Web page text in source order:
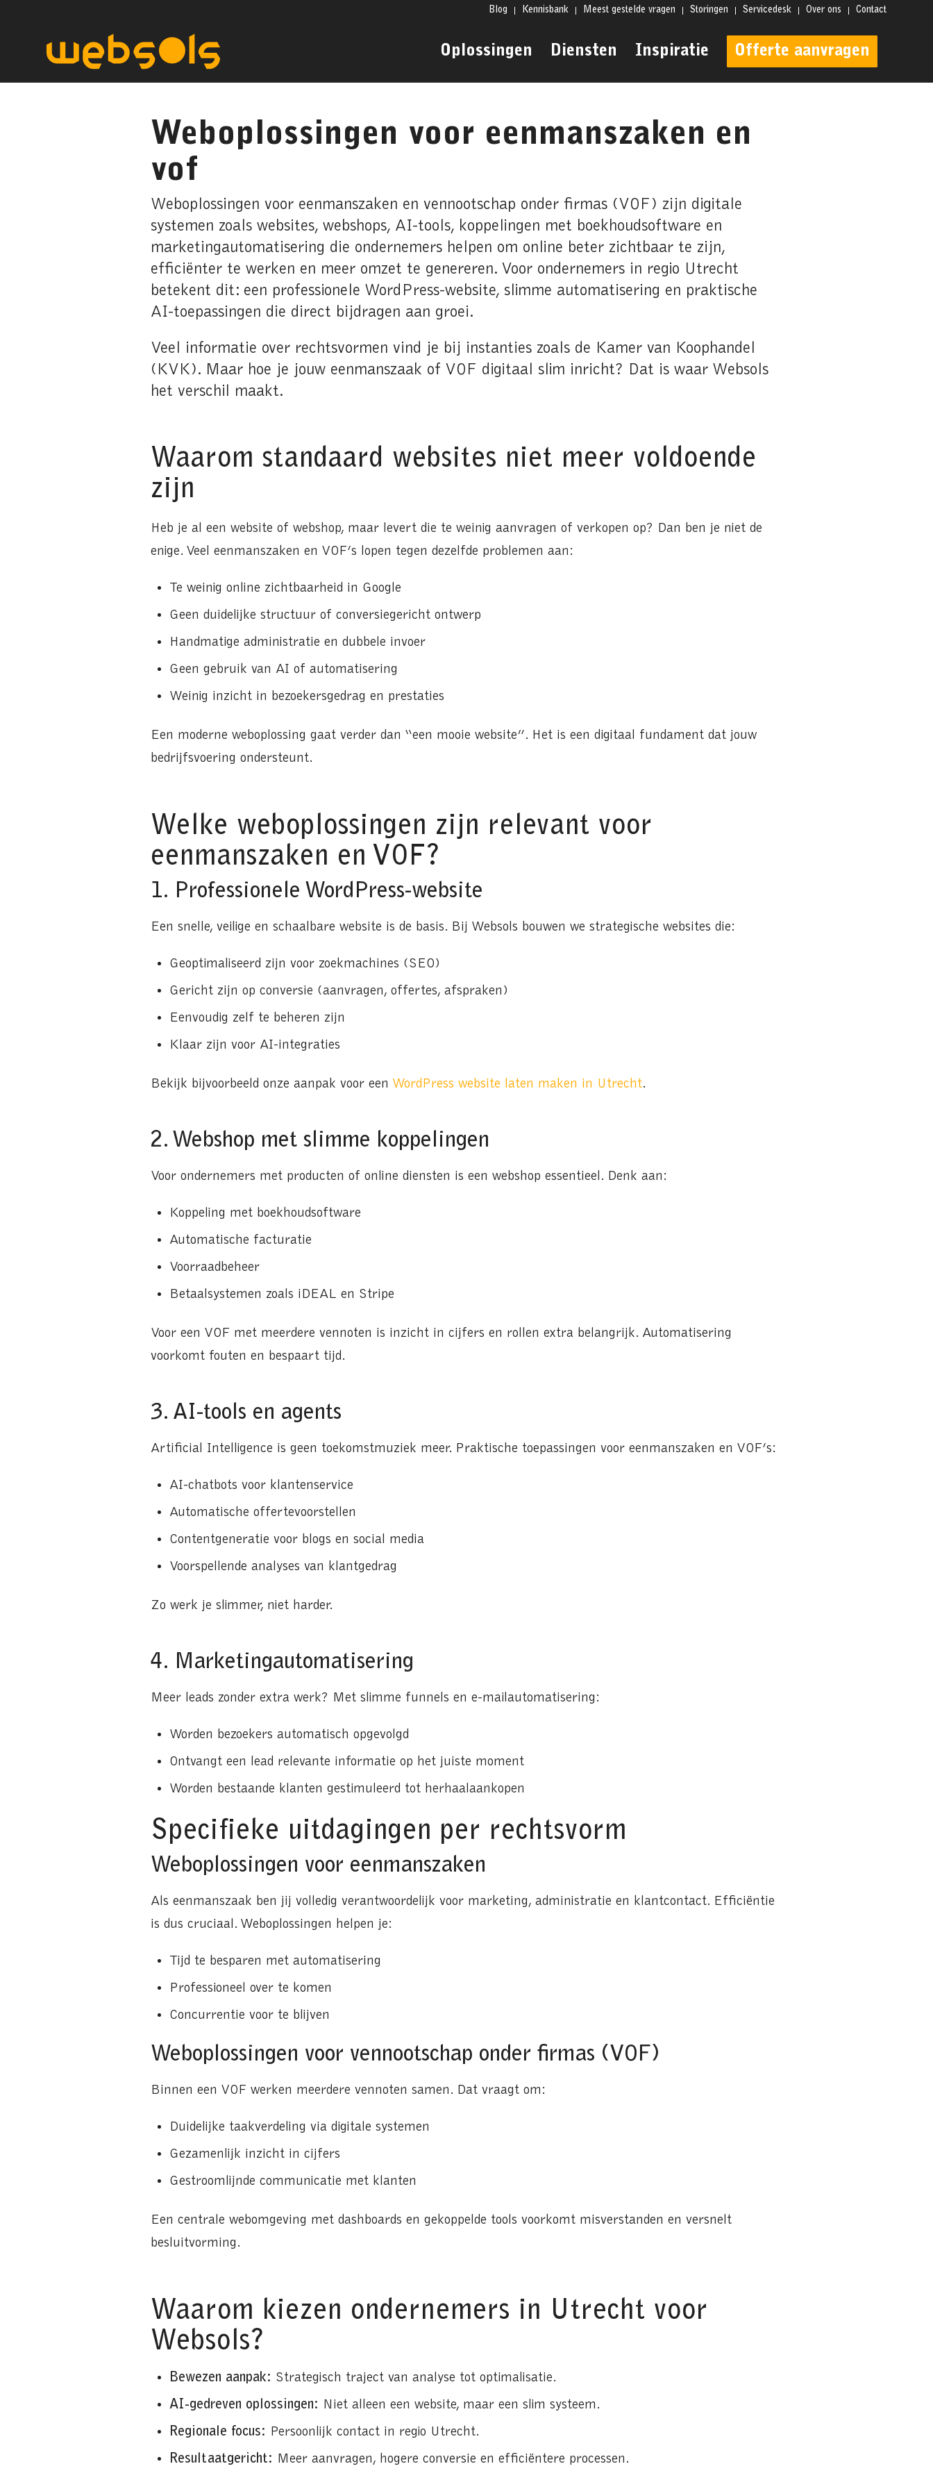
Blog Kennisbank Meest gestelde vragen Storingen Servicedesk Over ons Contact
Oplossingen Diensten Inspiratie Offerte aanvragen
Weboplossingen voor eenmanszaken en
vof
Weboplossingen voor eenmanszaken en vennootschap onder firmas (VOF) zijn digitale
systemen zoals websites, webshops, AI-tools, koppelingen met boekhoudsoftware en
marketingautomatisering die ondernemers helpen om online beter zichtbaar te zijn,
efficiënter te werken en meer omzet te genereren. Voor ondernemers in regio Utrecht
betekent dit: een professionele WordPress-website, slimme automatisering en praktische
AI-toepassingen die direct bijdragen aan groei.
Veel informatie over rechtsvormen vind je bij instanties zoals de Kamer van Koophandel
(KVK). Maar hoe je jouw eenmanszaak of VOF digitaal slim inricht? Dat is waar Websols
het verschil maakt.
Waarom standaard websites niet meer voldoende
zijn
Heb je al een website of webshop, maar levert die te weinig aanvragen of verkopen op? Dan ben je niet de
enige. Veel eenmanszaken en VOF’s lopen tegen dezelfde problemen aan:
Te weinig online zichtbaarheid in Google
Geen duidelijke structuur of conversiegericht ontwerp
Handmatige administratie en dubbele invoer
Geen gebruik van AI of automatisering
Weinig inzicht in bezoekersgedrag en prestaties
Een moderne weboplossing gaat verder dan “een mooie website”. Het is een digitaal fundament dat jouw
bedrijfsvoering ondersteunt.
Welke weboplossingen zijn relevant voor
eenmanszaken en VOF?
1. Professionele WordPress-website
Een snelle, veilige en schaalbare website is de basis. Bij Websols bouwen we strategische websites die:
Geoptimaliseerd zijn voor zoekmachines (SEO)
Gericht zijn op conversie (aanvragen, offertes, afspraken)
Eenvoudig zelf te beheren zijn
Klaar zijn voor AI-integraties
Bekijk bijvoorbeeld onze aanpak voor een WordPress website laten maken in Utrecht.
2. Webshop met slimme koppelingen
Voor ondernemers met producten of online diensten is een webshop essentieel. Denk aan:
Koppeling met boekhoudsoftware
Automatische facturatie
Voorraadbeheer
Betaalsystemen zoals iDEAL en Stripe
Voor een VOF met meerdere vennoten is inzicht in cijfers en rollen extra belangrijk. Automatisering
voorkomt fouten en bespaart tijd.
3. AI-tools en agents
Artificial Intelligence is geen toekomstmuziek meer. Praktische toepassingen voor eenmanszaken en VOF’s:
AI-chatbots voor klantenservice
Automatische offertevoorstellen
Contentgeneratie voor blogs en social media
Voorspellende analyses van klantgedrag
Zo werk je slimmer, niet harder.
4. Marketingautomatisering
Meer leads zonder extra werk? Met slimme funnels en e-mailautomatisering:
Worden bezoekers automatisch opgevolgd
Ontvangt een lead relevante informatie op het juiste moment
Worden bestaande klanten gestimuleerd tot herhaalaankopen
Specifieke uitdagingen per rechtsvorm
Weboplossingen voor eenmanszaken
Als eenmanszaak ben jij volledig verantwoordelijk voor marketing, administratie en klantcontact. Efficiëntie
is dus cruciaal. Weboplossingen helpen je:
Tijd te besparen met automatisering
Professioneel over te komen
Concurrentie voor te blijven
Weboplossingen voor vennootschap onder firmas (VOF)
Binnen een VOF werken meerdere vennoten samen. Dat vraagt om:
Duidelijke taakverdeling via digitale systemen
Gezamenlijk inzicht in cijfers
Gestroomlijnde communicatie met klanten
Een centrale webomgeving met dashboards en gekoppelde tools voorkomt misverstanden en versnelt
besluitvorming.
Waarom kiezen ondernemers in Utrecht voor
Websols?
Bewezen aanpak: Strategisch traject van analyse tot optimalisatie.
AI-gedreven oplossingen: Niet alleen een website, maar een slim systeem.
Regionale focus: Persoonlijk contact in regio Utrecht.
Resultaatgericht: Meer aanvragen, hogere conversie en efficiëntere processen.